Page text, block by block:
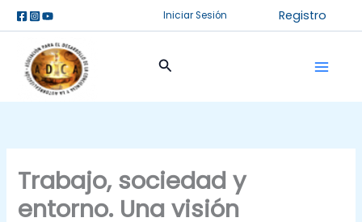
al
contenido
Iniciar Sesión Registro
Buscar
Trabajo, sociedad y
entorno. Una visión